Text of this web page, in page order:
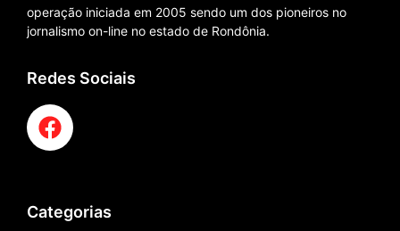
operação iniciada em 2005 sendo um dos pioneiros no
jornalismo on-line no estado de Rondônia.
Redes Sociais
Categorias